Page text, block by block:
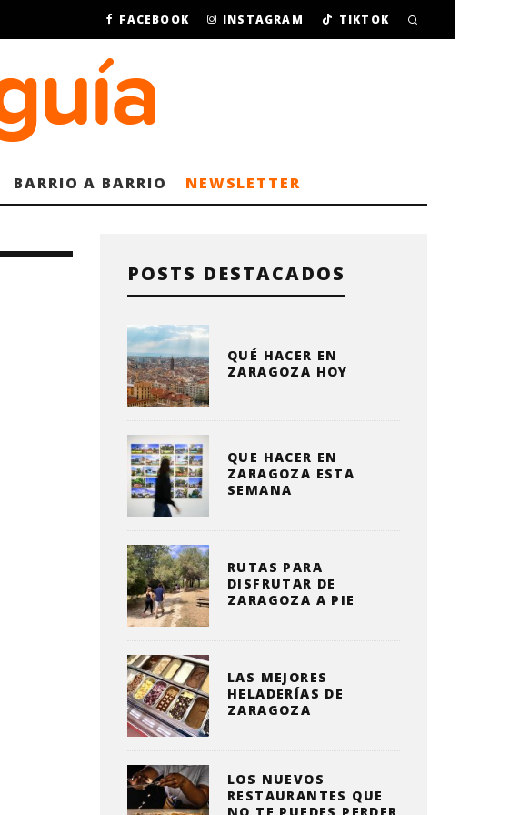
FACEBOOK INSTAGRAM TIKTOK
BARRIO A BARRIO NEWSLETTER
POSTS DESTACADOS
QUÉ HACER EN
ZARAGOZA HOY
QUE HACER EN
ZARAGOZA ESTA
SEMANA
RUTAS PARA
DISFRUTAR DE
ZARAGOZA A PIE
LAS MEJORES
HELADERÍAS DE
ZARAGOZA
LOS NUEVOS
RESTAURANTES QUE
NO TE PUEDES PERDER